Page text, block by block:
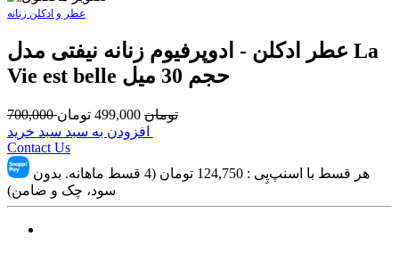
عطر و ادکلن زنانه
عطر ادکلن - ادوپرفیوم زنانه نیفتی مدل La
Vie est belle حجم 30 میل
700,000 تومان 499,000 تومان
Contact Us
هر قسط با اسنپ‌پِی : 124,750
تومان (4 قسط ماهانه. بدون
سود، چک و ضامن)